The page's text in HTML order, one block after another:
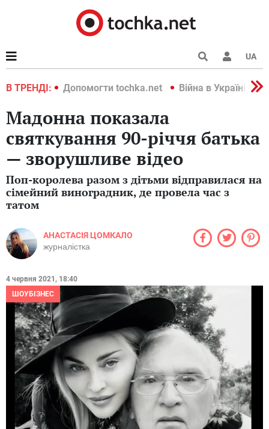
UA
В ТРЕНДІ:
2022 Допомогти tochka.net Війна в Україні 2022
Мадонна показала
святкування 90-річчя батька
— зворушливе відео
Поп-королева разом з дітьми відправилася на
сімейний виноградник, де провела час з
татом
АНАСТАСІЯ ЦОМКАЛО
журналістка
4 червня 2021, 18:40
ШОУБІЗНЕС